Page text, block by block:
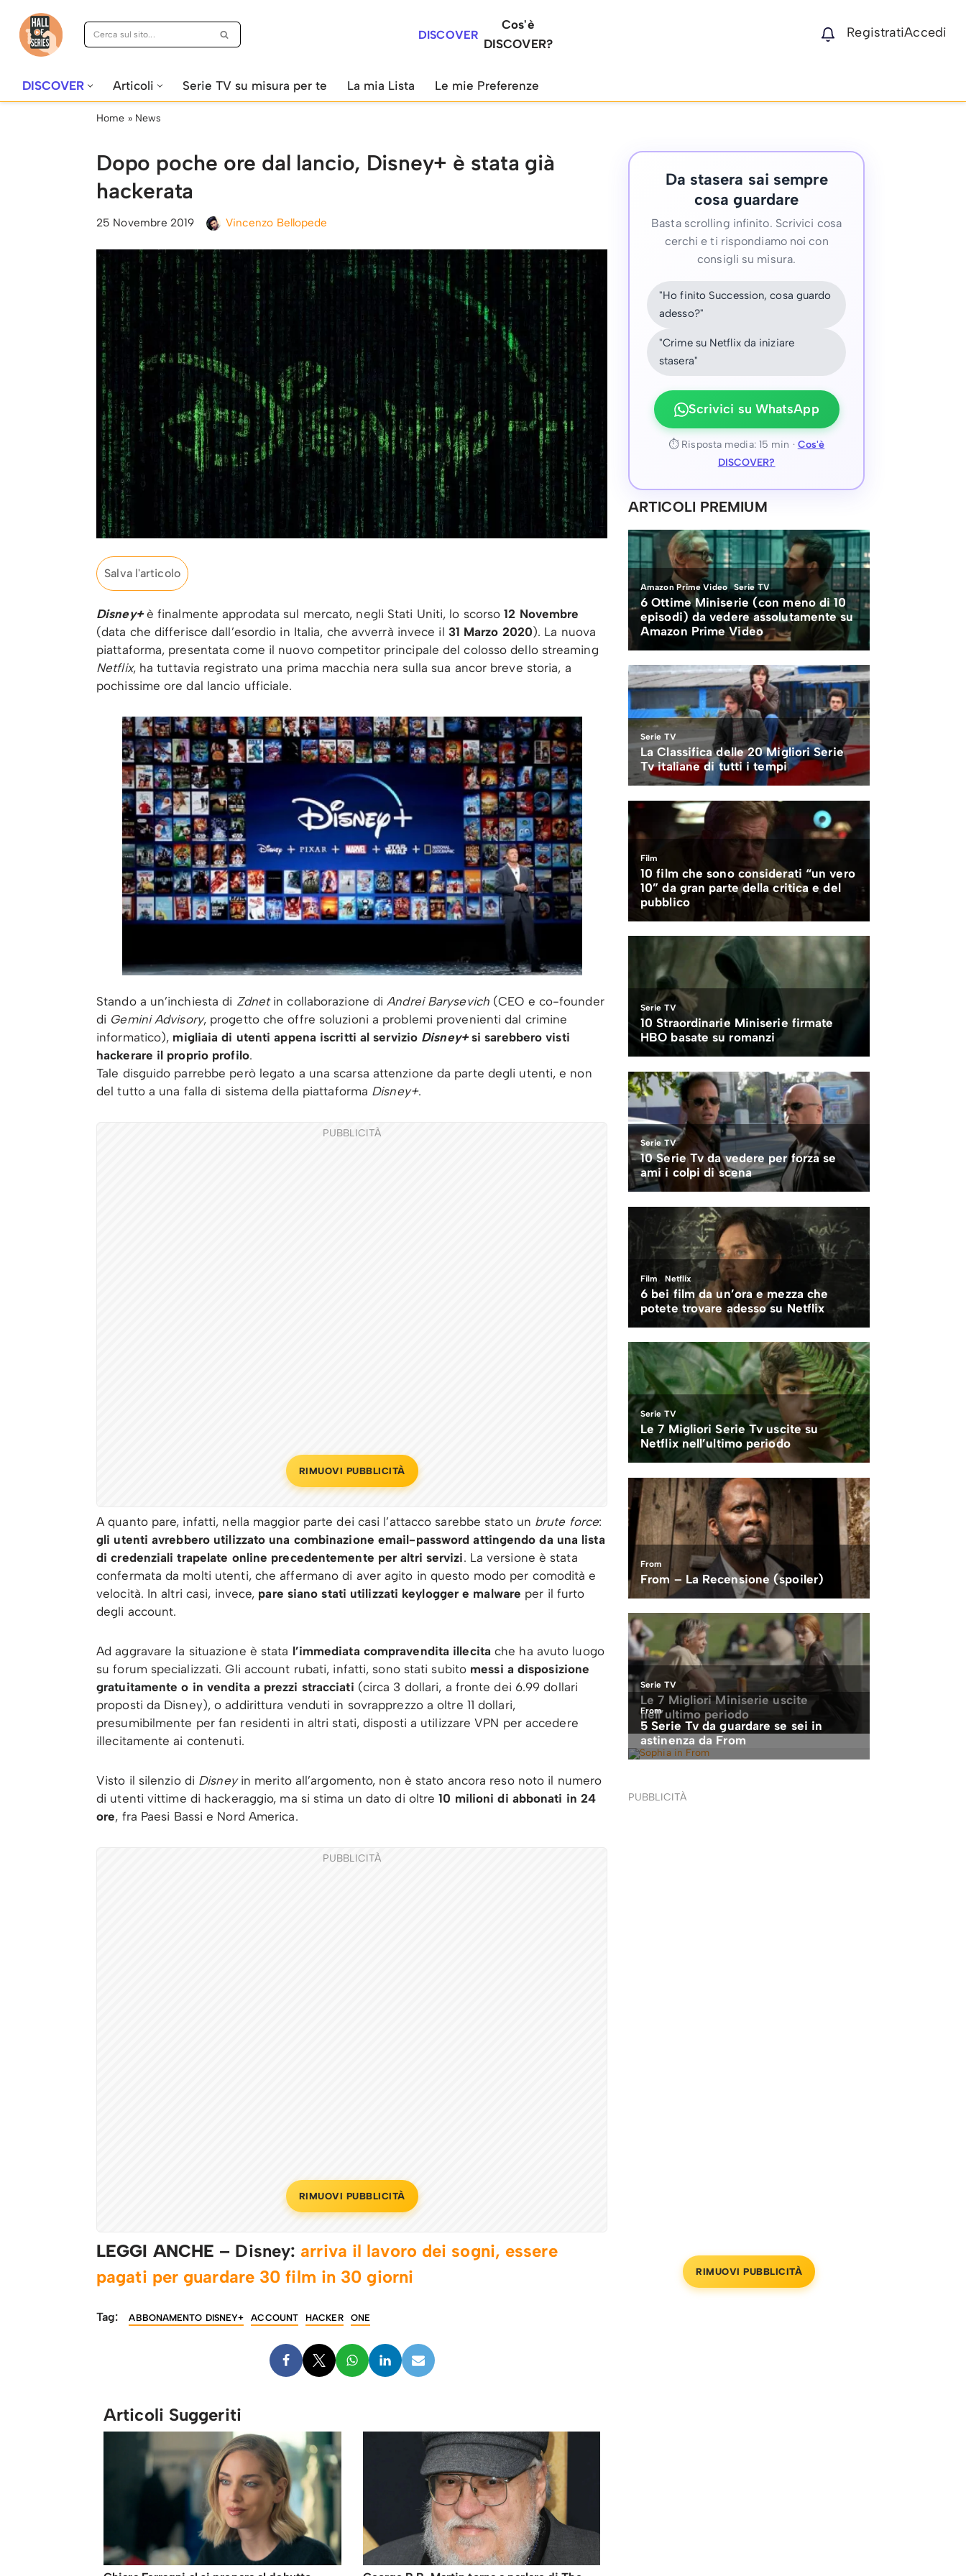
Vai
DISCOVER
Cos'è
DISCOVER?
RegistratiAccedi
DISCOVER Articoli Serie TV su misura per te La mia Lista Le mie Preferenze
Home » News
Dopo poche ore dal lancio, Disney+ è stata già
hackerata
25 Novembre 2019 Vincenzo Bellopede
Salva l'articolo
Disney+è finalmente approdata sul mercato, negli Stati Uniti, lo scorso12 Novembre
(data che differisce dall’esordio in Italia, che avverrà invece il 31 Marzo 2020). La nuova
piattaforma, presentata come il nuovo competitor principale del colosso dello streaming
Netflix, ha tuttavia registrato una prima macchia nera sulla sua ancor breve storia, a
pochissime ore dal lancio ufficiale.
Stando a un’inchiesta di Zdnet in collaborazione di Andrei Barysevich(CEO e co-founder
di Gemini Advisory, progetto che offre soluzioni a problemi provenienti dal crimine
informatico), migliaia di utenti appena iscritti al servizio Disney+si sarebbero visti
hackerare il proprio profilo.
Tale disguido parrebbe però legato a una scarsa attenzione da parte degli utenti, e non
del tutto a una falla di sistema della piattaforma Disney+.
PUBBLICITÀ
RIMUOVI PUBBLICITÀ
A quanto pare, infatti, nella maggior parte dei casi l’attacco sarebbe stato un brute force:
gli utenti avrebbero utilizzato una combinazione email-password attingendo da una lista
di credenziali trapelate online precedentemente per altri servizi. La versione è stata
confermata da molti utenti, che affermano di aver agito in questo modo per comodità e
velocità. In altri casi, invece, pare siano stati utilizzati keylogger e malware per il furto
degli account.
Ad aggravare la situazione è stata l’immediata compravendita illecita che ha avuto luogo
su forum specializzati. Gli account rubati, infatti, sono stati subito messi a disposizione
gratuitamente o in vendita a prezzi stracciati (circa 3 dollari, a fronte dei 6.99 dollari
proposti da Disney), o addirittura venduti in sovrapprezzo a oltre 11 dollari,
presumibilmente per fan residenti in altri stati, disposti a utilizzare VPN per accedere
illecitamente ai contenuti.
Visto il silenzio di Disney in merito all’argomento, non è stato ancora reso noto il numero
di utenti vittime di hackeraggio, ma si stima un dato di oltre10 milioni di abbonati in 24
ore, fra Paesi Bassi e Nord America.
PUBBLICITÀ
RIMUOVI PUBBLICITÀ
LEGGI ANCHE – Disney: arriva il lavoro dei sogni, essere
pagati per guardare 30 film in 30 giorni
Tag: ABBONAMENTO DISNEY+ ACCOUNT HACKER ONE
Articoli Suggeriti
Da stasera sai sempre
cosa guardare
Basta scrolling infinito. Scrivici cosa
cerchi e ti rispondiamo noi con
consigli su misura.
"Ho finito Succession, cosa guardo
adesso?"
"Crime su Netflix da iniziare
stasera"
Scrivici su WhatsApp
⏱ Risposta media: 15 min · Cos'è
DISCOVER?
ARTICOLI PREMIUM
PUBBLICITÀ
RIMUOVI PUBBLICITÀ